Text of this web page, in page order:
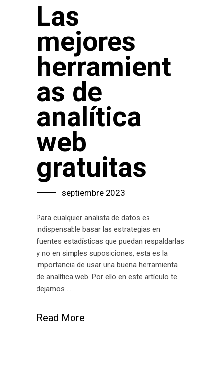
Las
mejores
herramient
as de
analítica
web
gratuitas
septiembre 2023
Para cualquier analista de datos es
indispensable basar las estrategias en
fuentes estadísticas que puedan respaldarlas
y no en simples suposiciones, esta es la
importancia de usar una buena herramienta
de analítica web. Por ello en este artículo te
dejamos
Read More